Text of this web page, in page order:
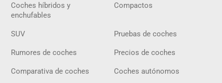
Coches híbridos y
enchufables
Compactos
SUV Pruebas de coches
Rumores de coches Precios de coches
Comparativa de coches Coches autónomos